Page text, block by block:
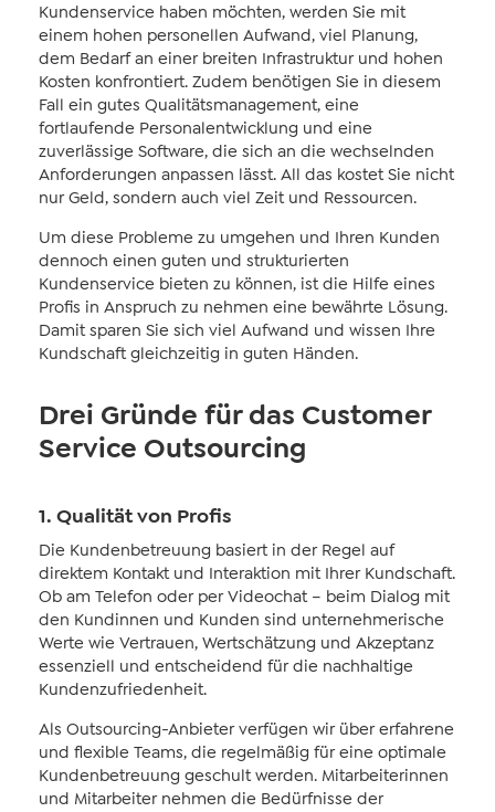
Kundenservice haben möchten, werden Sie mit
einem hohen personellen Aufwand, viel Planung,
dem Bedarf an einer breiten Infrastruktur und hohen
Kosten konfrontiert. Zudem benötigen Sie in diesem
Fall ein gutes Qualitätsmanagement, eine
fortlaufende Personalentwicklung und eine
zuverlässige Software, die sich an die wechselnden
Anforderungen anpassen lässt. All das kostet Sie nicht
nur Geld, sondern auch viel Zeit und Ressourcen.
Um diese Probleme zu umgehen und Ihren Kunden
dennoch einen guten und strukturierten
Kundenservice bieten zu können, ist die Hilfe eines
Profis in Anspruch zu nehmen eine bewährte Lösung.
Damit sparen Sie sich viel Aufwand und wissen Ihre
Kundschaft gleichzeitig in guten Händen.
Drei Gründe für das Customer
Service Outsourcing
1. Qualität von Profis
Die Kundenbetreuung basiert in der Regel auf
direktem Kontakt und Interaktion mit Ihrer Kundschaft.
Ob am Telefon oder per Videochat – beim Dialog mit
den Kundinnen und Kunden sind unternehmerische
Werte wie Vertrauen, Wertschätzung und Akzeptanz
essenziell und entscheidend für die nachhaltige
Kundenzufriedenheit.
Als Outsourcing-Anbieter verfügen wir über erfahrene
und flexible Teams, die regelmäßig für eine optimale
Kundenbetreuung geschult werden. Mitarbeiterinnen
und Mitarbeiter nehmen die Bedürfnisse der